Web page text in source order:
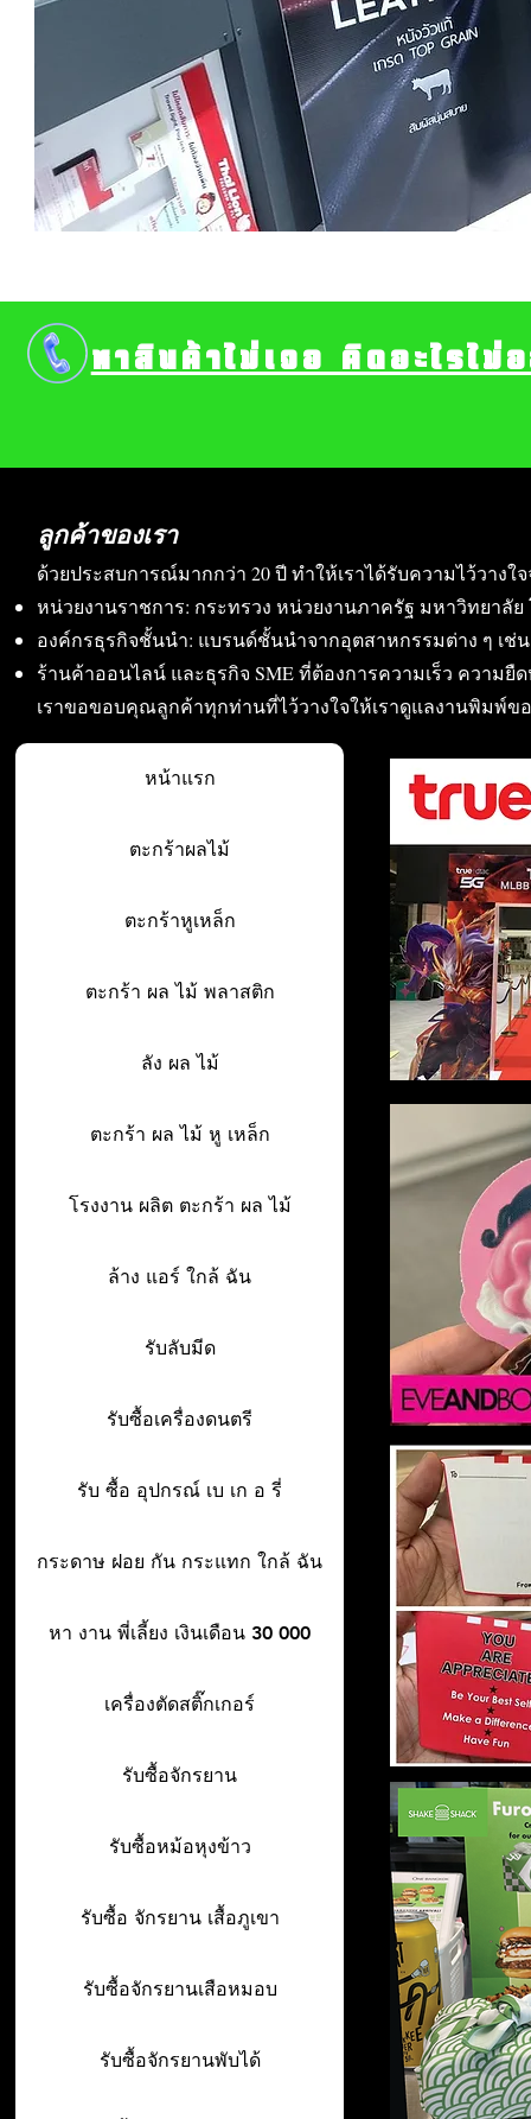
ลูกค้าของเรา
ด้วยประสบการณ์มากกว่า 20 ปี ทำให้เราได้รับความไว้วา
หน่วยงานราชการ: กระทรวง หน่วยงานภาครัฐ มหาวิทยาลัย
องค์กรธุรกิจชั้นนำ: แบรนด์ชั้นนำจากอุตสาหกรรมต่าง ๆ เช่
ร้านค้าออนไลน์ และธุรกิจ SME ที่ต้องการความเร็ว ความยื
เราขอขอบคุณลูกค้าทุกท่านที่ไว้วางใจให้เราดูแลงานพิมพ์ข
หน้าแรก
ตะกร้าผลไม้
ตะกร้าหูเหล็ก
ตะกร้า ผล ไม้ พลาสติก
ลัง ผล ไม้
ตะกร้า ผล ไม้ หู เหล็ก
โรงงาน ผลิต ตะกร้า ผล ไม้
ล้าง แอร์ ใกล้ ฉัน
รับลับมีด
รับซื้อเครื่องดนตรี
รับ ซื้อ อุปกรณ์ เบ เก อ รี่
กระดาษ ฝอย กัน กระแทก ใกล้ ฉัน
หา งาน พี่เลี้ยง เงินเดือน 30 000
เครื่องตัดสติ๊กเกอร์
รับซื้อจักรยาน
รับซื้อหม้อหุงข้าว
รับซื้อ จักรยาน เสื้อภูเขา
รับซื้อจักรยานเสือหมอบ
รับซื้อจักรยานพับได้
หาสินค้าไม่เจอ คิดอะไรไ